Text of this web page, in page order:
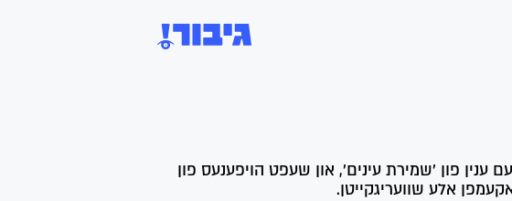
ענין פון 'שמירת עינים', און שעפט הויפענעס פון
אלע שוועריגקייטן.